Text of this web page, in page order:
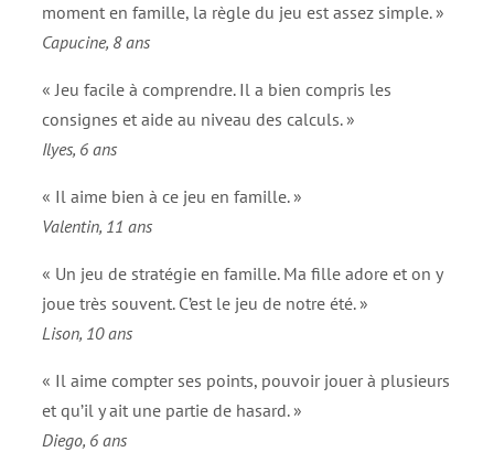
moment en famille, la règle du jeu est assez simple. »
Capucine, 8 ans
« Jeu facile à comprendre. Il a bien compris les
consignes et aide au niveau des calculs. »
Ilyes, 6 ans
« Il aime bien à ce jeu en famille. »
Valentin, 11 ans
« Un jeu de stratégie en famille. Ma fille adore et on y
joue très souvent. C’est le jeu de notre été. »
Lison, 10 ans
« Il aime compter ses points, pouvoir jouer à plusieurs
et qu’il y ait une partie de hasard. »
Diego, 6 ans